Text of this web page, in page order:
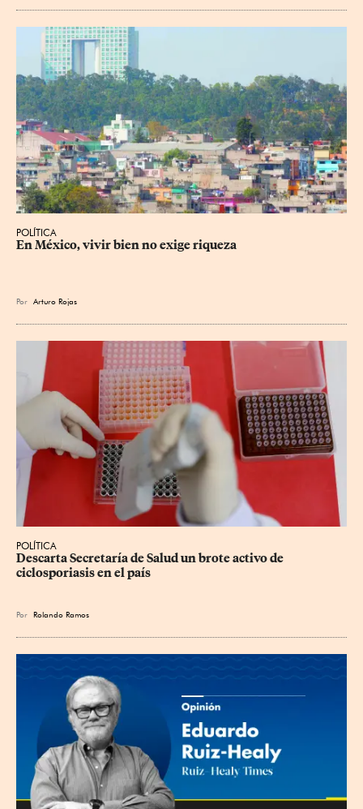
POLÍTICA
En México, vivir bien no exige riqueza
Por Arturo Rojas
POLÍTICA
Descarta Secretaría de Salud un brote activo de
ciclosporiasis en el país
Por Rolando Ramos